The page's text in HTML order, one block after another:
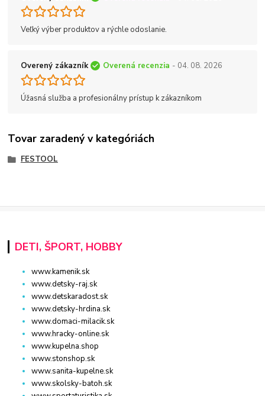
Veľký výber produktov a rýchle odoslanie.
Overený zákazník Overená recenzia - 04. 08. 2026
Úžasná služba a profesionálny prístup k zákazníkom
Tovar zaradený v kategóriách
FESTOOL
DETI, ŠPORT, HOBBY
www.kamenik.sk
www.detsky-raj.sk
www.detskaradost.sk
www.detsky-hrdina.sk
www.domaci-milacik.sk
www.hracky-online.sk
www.kupelna.shop
www.stonshop.sk
www.sanita-kupelne.sk
www.skolsky-batoh.sk